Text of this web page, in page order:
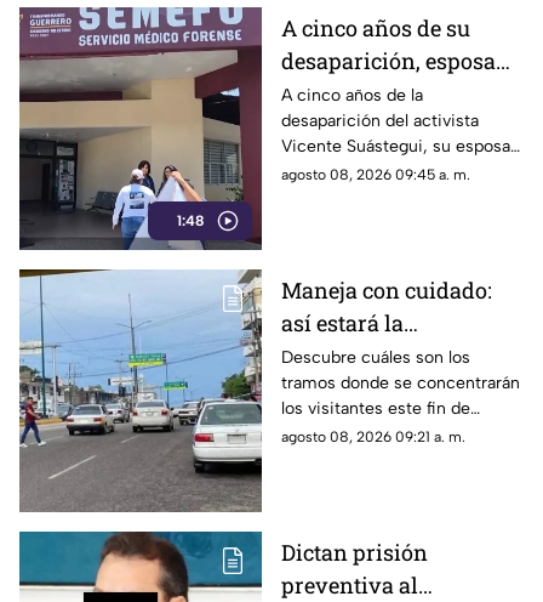
1:48
A cinco años de su
desaparición, esposa
de Vicente Suástegui
acude al Semefo en
Chilpancingo
A cinco años de la
desaparición del activista
Vicente Suástegui, su esposa
acudió al Semefo de
agosto 08, 2026 09:45 a. m.
Maneja con cuidado:
así estará la
circulación hoy en
Acapulco
Descubre cuáles son los
tramos donde se concentrarán
los visitantes este fin de
semana y las rutas que
agosto 08, 2026 09:21 a. m.
Dictan prisión
preventiva al